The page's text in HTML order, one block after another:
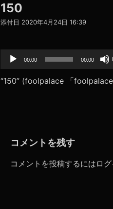
ナ
ビ
シ
ョ
150
添付日 2020年4月24日 16:39
声
レ
ー
00:00 00:00
“150” (foolpalace 「
コメントを残す
コメントを投稿するには ロ